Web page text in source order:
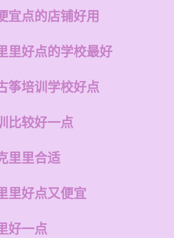
宜点的店铺好用
里好点的学校最好
筝培训学校好点
比较好一点
里里合适
里好点又便宜
好一点